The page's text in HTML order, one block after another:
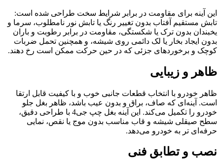
این آینه برای مقاومت در برابر شرایط سخت طراحی شده است:
تابش مستقیم آفتاب بدون تغییر رنگ یا تابش نور نامطلوب، سرما و
یخبندان بدون ترک یا شکستگی، مقاومت در برابر رطوبت و باران
بدون ایجاد بخار یا لک دائمی روی شیشه، و همچنین تحمل ضربات
کوچک و برخوردهای جزئی که در حین حرکت ممکن است رخ دهند.
ظاهر و زیبایی
ظاهر خودرو با انتخاب قطعات جانبی خوب و با کیفیت قابل ارتقا
است. آینه‌ای که صاف، براق و بدون عیب باشد، ظاهر بغل جلو
خودرو را تکمیل می‌کند. این آینه بغل چپ جی4 با طراحی دقیق،
سطح صیقلی شیشه و قاب مناسب بدون موج یا نقص، نمایی
حرفه‌ای تر به خودرو می‌دهد.
نصب و تطابق فنی